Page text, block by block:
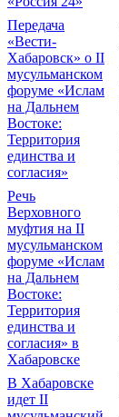
Передача
«Вести-
Хабаровск» о II
мусульманском
форуме «Ислам
на Дальнем
Востоке:
Территория
единства и
согласия»
Речь
Верховного
муфтия на II
мусульманском
форуме «Ислам
на Дальнем
Востоке:
Территория
единства и
согласия» в
Хабаровске
В Хабаровске
идет II